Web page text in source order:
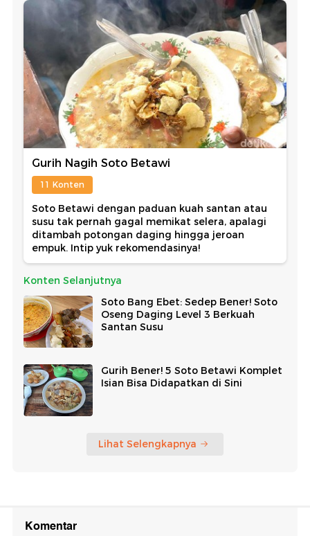
Gurih Nagih Soto Betawi
11 Konten
Soto Betawi dengan paduan kuah santan atau
susu tak pernah gagal memikat selera, apalagi
ditambah potongan daging hingga jeroan
empuk. Intip yuk rekomendasinya!
Konten Selanjutnya
Soto Bang Ebet: Sedep Bener! Soto
Oseng Daging Level 3 Berkuah
Santan Susu
Gurih Bener! 5 Soto Betawi Komplet
Isian Bisa Didapatkan di Sini
Lihat Selengkapnya
Komentar